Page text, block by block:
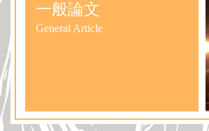
一般論文
General Article